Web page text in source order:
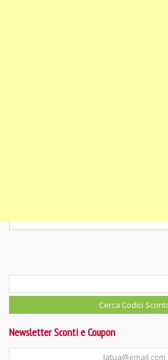
Newsletter Sconti e Coupon